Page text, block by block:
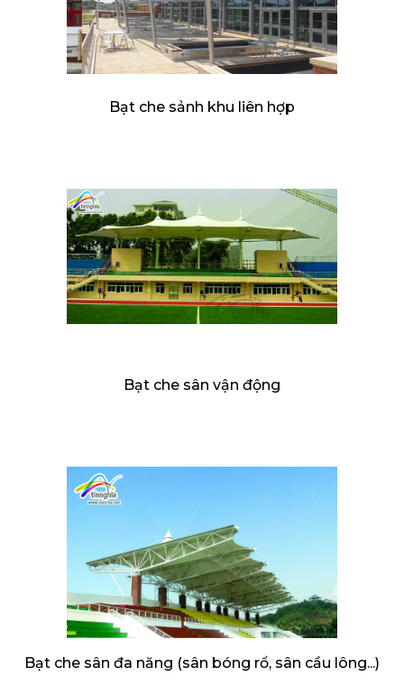
Bạt che sảnh khu liên hợp
Bạt che sân vận động
Bạt che sân đa năng (sân bóng rổ, sân cầu lông...)